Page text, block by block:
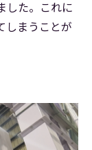
した。これに
しまうことが